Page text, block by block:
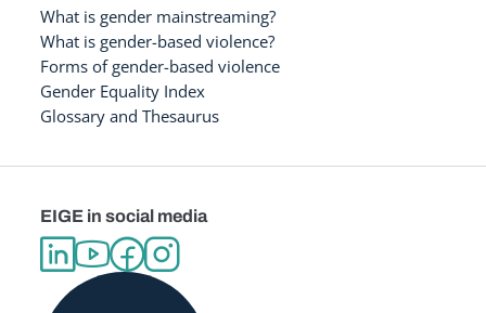
What is gender mainstreaming?
What is gender-based violence?
Forms of gender-based violence
Gender Equality Index
Glossary and Thesaurus
EIGE in social media